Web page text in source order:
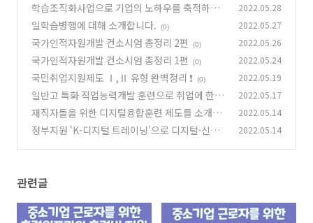
학습조직화사업으로 기업의 노하우를 축적하세
요
(0)
2022.05.28
일학습병행에 대해 소개합니다. (0) 2022.05.27
국가인적자원개발 컨소시엄 총정리 2편 (0) 2022.05.26
국가인적자원개발 컨소시엄 총정리 1편 (0) 2022.05.24
국민취업지원제도 Ⅰ,Ⅱ 유형 완벽정리 ❗ (0) 2022.05.19
일반고 특화 직업능력개발 훈련으로 취업에 한발
빠르게 다가가 보세요. (2)
2022.05.17
재직자들을 위한 디지털융합훈련 제도를 소개합
니다
(0)
2022.05.14
정부지원 'K-디지털 트레이닝'으로 디지털·신기
2022.05.14
관련글